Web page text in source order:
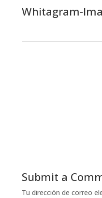
Whitagram-
Submit a
Tu dirección de correo